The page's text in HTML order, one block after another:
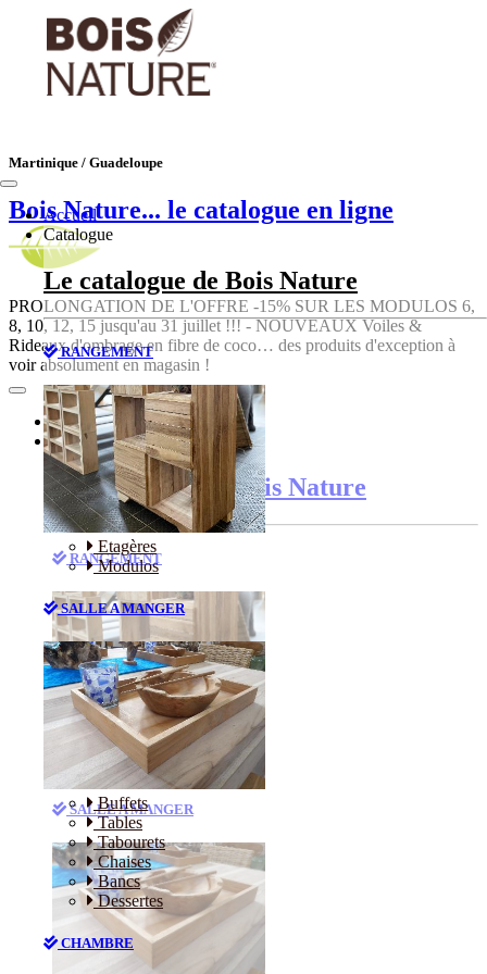
Martinique / Guadeloupe
Bois Nature... le catalogue en ligne
PROLONGATION DE L'OFFRE -15% SUR LES MODULOS 6,
8, 10, 12, 15 jusqu'au 31 juillet !!! - NOUVEAUX Voiles &
Rideaux d'ombrage en fibre de coco… des produits d'exception à
voir absolument en magasin !
Accueil
Catalogue
Le catalogue de Bois Nature
RANGEMENT
Etagères
Modulos
SALLE A MANGER
Buffets
Tables
Tabourets
Chaises
Bancs
Dessertes
CHAMBRE
Accueil
Catalogue
Le catalogue de Bois Nature
RANGEMENT
Etagères
Modulos
SALLE A MANGER